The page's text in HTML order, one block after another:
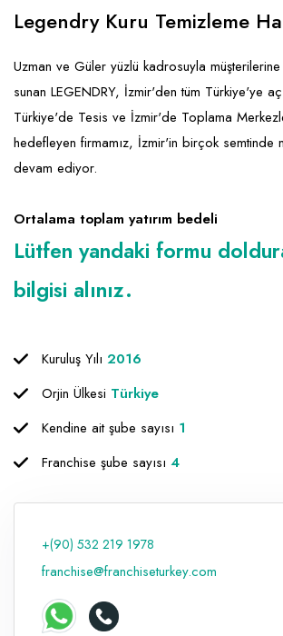
Ev Hizmetleri
Sağlık Güzellik
Turizm - Eğlence
Market FMGC - Katlı Mağaza
Mobilya ve Ev Tekstili
Oyuncak ve Hediyelik
Takı
Yapı Malzemesi - Hırdavat
Gayrimenkul
Gıda ve Sarf Malzemeleri
Güvenlik - Temizlik
Giyim - Aksesuar
Hukuk - Marka - Patent ve Tercüme
Isıtma - Soğutma ve Havalandırma
Lojistik - Kargo ve Kurye
Mali Kayıt ve Denetim
Mobilya Dekorasyon
Proje - İnşaat ve Tesisat
Raf ve Depo Sistemleri
Reklam - Tanıtım - PR ve İnternet
Seyahat - Rent A Car
Tabela - Dijital Baskı
Legendry Kuru Temizleme
Uzman ve Güler yüzlü kadrosuyla
sunan LEGENDRY, İzmir'den tüm Türkiye'ye
Türkiye'de Tesis ve İzmir'de Toplama
hedefleyen firmamız, İzmir'in birçok semtinde
devam ediyor.
Ortalama toplam yatırım bedeli
Lütfen yandaki formu
bilgisi alınız.
Kuruluş Yılı 2016
Orjin Ülkesi Türkiye
Kendine ait şube sayısı 1
Franchise şube sayısı 4
+(90) 532 219 1978
franchise@franchiseturkey.com